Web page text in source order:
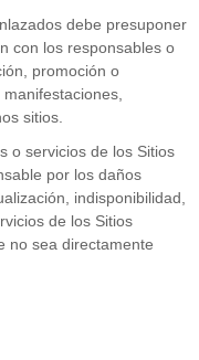
debe presuponer
con los responsables o
promoción o
sitios.
o servicios de los Sitios
por los daños
indisponibilidad,
de los Sitios
no sea directamente